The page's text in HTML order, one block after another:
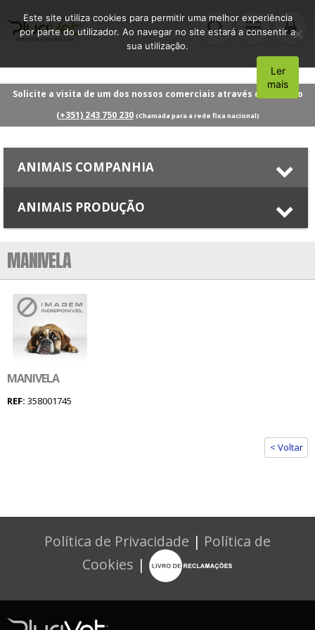
Solicite a visita de um dos nossos comerciais através do número
(+351) 243 750 230 (Chamada para a rede fixa nacional)
ANIMAIS COMPANHIA
ANIMAIS PRODUÇÃO
MANIVELA
MANIVELA
REF: 358001745
< Voltar
Política de Privacidade | Política de
Cookies |
Este site utiliza cookies para permitir uma melhor experiência
por parte do utilizador. Ao navegar no site estará a consentir a
sua utilização.
Aceito
Ler
mais